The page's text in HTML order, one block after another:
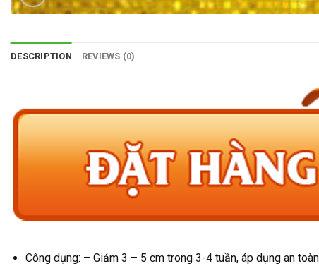
DESCRIPTION REVIEWS (0)
Công dụng: – Giảm 3 – 5 cm trong 3-4 tuần, áp dụng an